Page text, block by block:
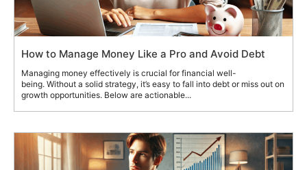
How to Manage Money Like a Pro and Avoid Debt
Managing money effectively is crucial for financial well-
being. Without a solid strategy, it’s easy to fall into debt or miss out on
growth opportunities. Below are actionable...